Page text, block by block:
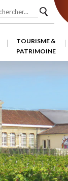
TOURISME &
PATRIMOINE